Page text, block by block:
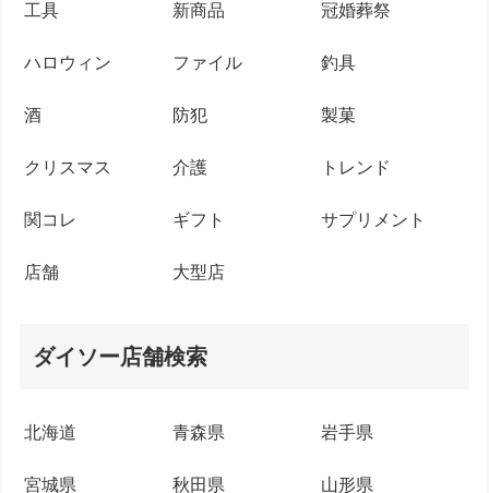
工具 新商品 冠婚葬祭
ハロウィン ファイル 釣具
酒 防犯 製菓
クリスマス 介護 トレンド
関コレ ギフト サプリメント
店舗 大型店
ダイソー店舗検索
北海道 青森県 岩手県
宮城県 秋田県 山形県